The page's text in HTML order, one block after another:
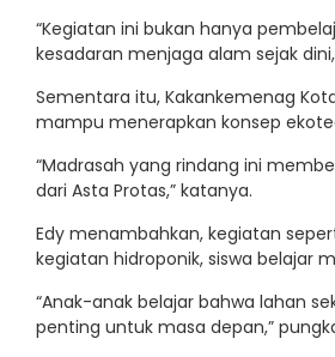
“Kegiatan ini bukan hanya
kesadaran menjaga alam sejak
Sementara itu, Kakankemenag
mampu menerapkan konsep
“Madrasah yang rindang ini
dari Asta Protas,” katanya.
Edy menambahkan, kegiatan
kegiatan hidroponik, siswa belajar
“Anak-anak belajar bahwa lahan
penting untuk masa depan,”